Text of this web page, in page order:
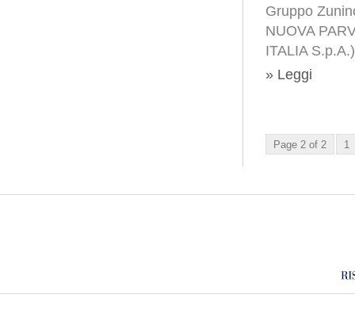
Gruppo
NUOVA
ITALIA
» Leggi
Page 2 of 2 1